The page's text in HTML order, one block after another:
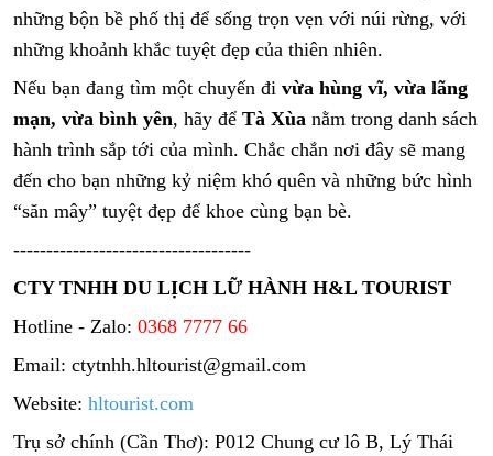
những bộn bề phố thị để sống trọn vẹn với núi rừng, với
những khoảnh khắc tuyệt đẹp của thiên nhiên.
Nếu bạn đang tìm một chuyến đi vừa hùng vĩ, vừa lãng
mạn, vừa bình yên, hãy để Tà Xùa nằm trong danh sách
hành trình sắp tới của mình. Chắc chắn nơi đây sẽ mang
đến cho bạn những kỷ niệm khó quên và những bức hình
“săn mây” tuyệt đẹp để khoe cùng bạn bè.
------------------------------------
CTY TNHH DU LỊCH LỮ HÀNH H&L TOURIST
Hotline - Zalo: 0368 7777 66
Email: ctytnhh.hltourist@gmail.com
Website: hltourist.com
Trụ sở chính (Cần Thơ): P012 Chung cư lô B, Lý Thái